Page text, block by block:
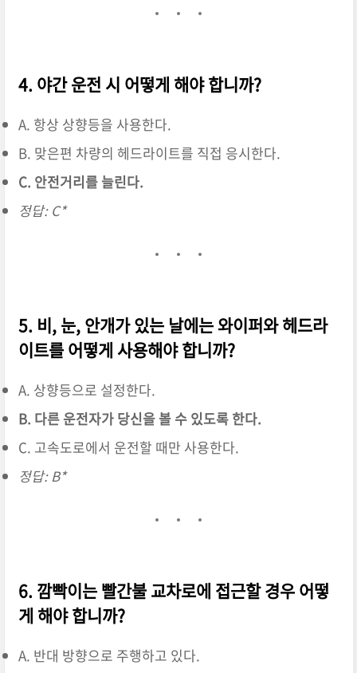
4. 야간 운전 시 어떻게 해야 합니까?
A. 항상 상향등을 사용한다.
B. 맞은편 차량의 헤드라이트를 직접 응시한다.
C. 안전거리를 늘린다.
정답: C*
5. 비, 눈, 안개가 있는 날에는 와이퍼와 헤드라
이트를 어떻게 사용해야 합니까?
A. 상향등으로 설정한다.
B. 다른 운전자가 당신을 볼 수 있도록 한다.
C. 고속도로에서 운전할 때만 사용한다.
정답: B*
6. 깜빡이는 빨간불 교차로에 접근할 경우 어떻
게 해야 합니까?
A. 반대 방향으로 주행하고 있다.